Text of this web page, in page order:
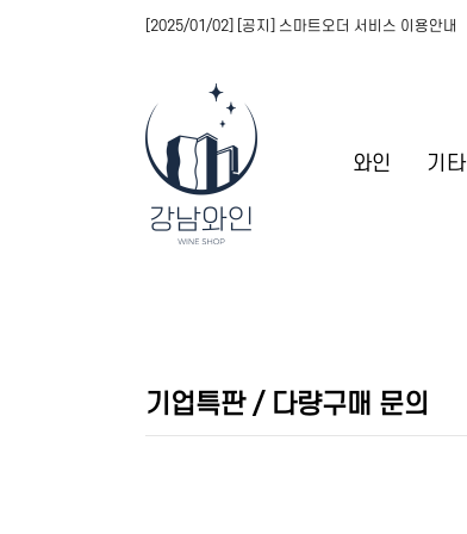
와인 기타
[2025/01/02] [공지] 스마트오더 서비스 이용안내
기업특판 / 다량구매 문의